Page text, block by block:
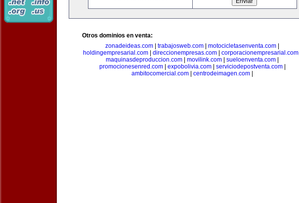
Otros dominios en venta:
zonadeideas.com
trabajosweb.com motocicletasenventa.com
holdingempresarial.com
direccionempresas.com corporacionempresarial.com
maquinasdeproduccion.com
movilink.com sueloenventa.com
promocionesenred.com| expobolivia.com| serviciodepostventa.com|
ambitocomercial.com
centrodeimagen.com